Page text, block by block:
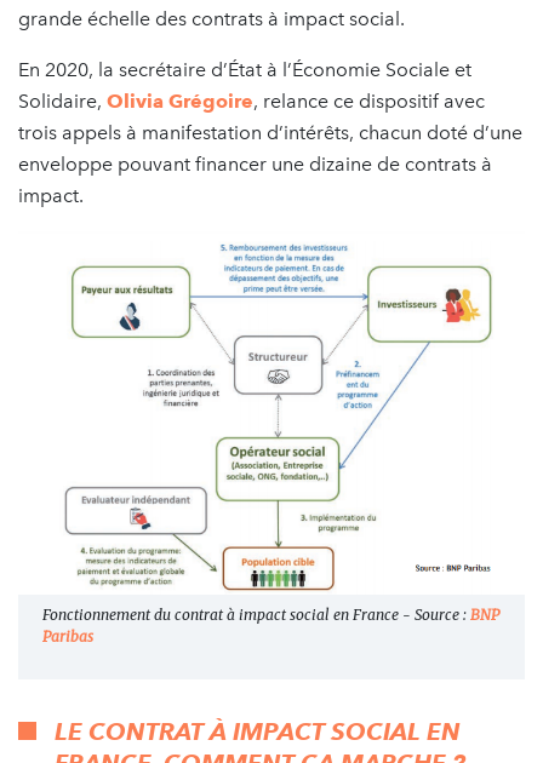
grande échelle des contrats à impact social.
En 2020, la secrétaire d’État à l’Économie Sociale et
Solidaire, Olivia Grégoire, relance ce dispositif avec
trois appels à manifestation d’intérêts, chacun doté d’une
enveloppe pouvant financer une dizaine de contrats à
impact.
Fonctionnement du contrat à impact social en France - Source : BNP
Paribas
LE CONTRAT À IMPACT SOCIAL EN